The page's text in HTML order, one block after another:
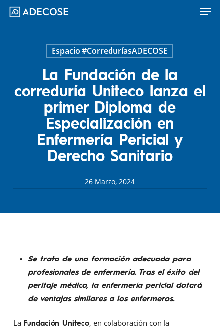
Skip
Espacio #CorreduríasADECOSE
La Fundación de la
correduría Uniteco lanza el
primer Diploma de
Especialización en
Enfermería Pericial y
Derecho Sanitario
26 Marzo, 2024
Se trata de una formación adecuada para
profesionales de enfermería. Tras el éxito del
peritaje médico, la enfermería pericial dotará
de ventajas similares a los enfermeros.
La Fundación Uniteco, en colaboración con la